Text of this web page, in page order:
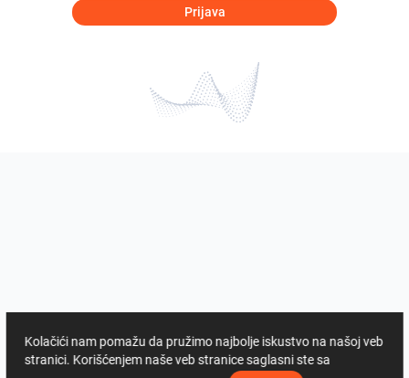
Prijava
Kolačići nam pomažu da pružimo najbolje iskustvo na našoj veb
stranici. Korišćenjem naše veb stranice saglasni ste sa